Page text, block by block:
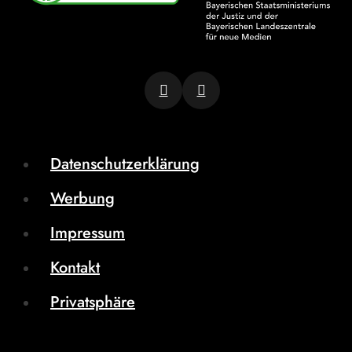
Datenschutzerklärung
Werbung
Impressum
Kontakt
Privatsphäre